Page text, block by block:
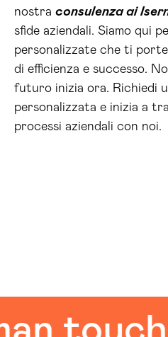
nostra consulenza ai
sfide aziendali. Siamo qui
personalizzate che ti
di efficienza e successo.
futuro inizia ora. Richiedi
personalizzata e inizia a
processi aziendali con noi.